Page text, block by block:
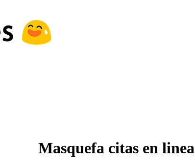
Masquefa citas en linea